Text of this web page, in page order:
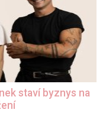
staví byznys na